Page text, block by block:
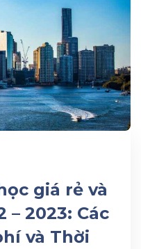
giá rẻ và
– 2023: Các
và Thời